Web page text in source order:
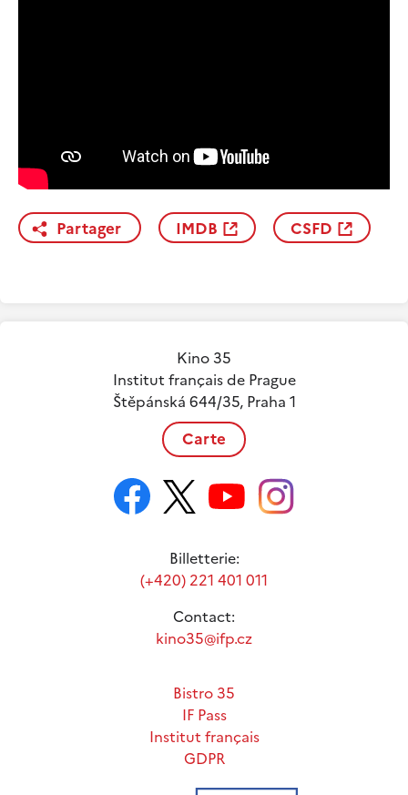
Partager IMDB CSFD
Kino 35
Institut français de Prague
Štěpánská 644/35, Praha 1
Carte
Billetterie:
(+420) 221 401 011
Contact:
kino35@ifp.cz
Bistro 35
IF Pass
Institut français
GDPR